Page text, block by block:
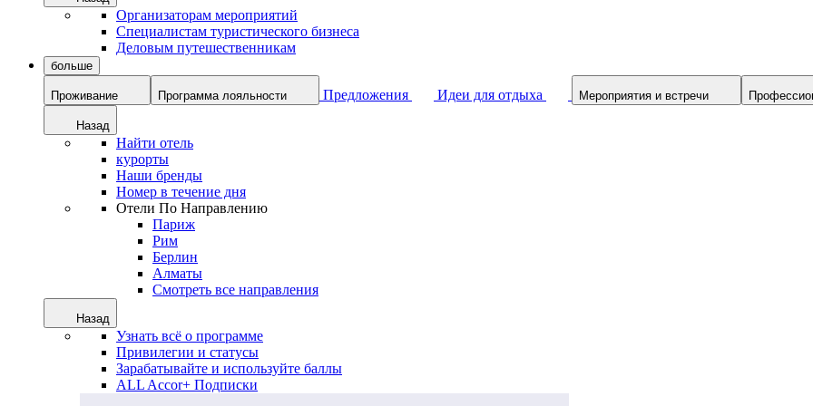
Организаторам мероприятий
Специалистам туристического бизнеса
Деловым путешественникам
больше
Проживание Программа лояльности Предложения Идеи для отдыха Мероприятия и встречи
Назад
Найти отель
курорты
Наши бренды
Номер в течение дня
Отели По Направлению
Париж
Рим
Берлин
Алматы
Смотреть все направления
Назад
Узнать всё о программе
Привилегии и статусы
Зарабатывайте и используйте баллы
ALL Accor+ Подписки